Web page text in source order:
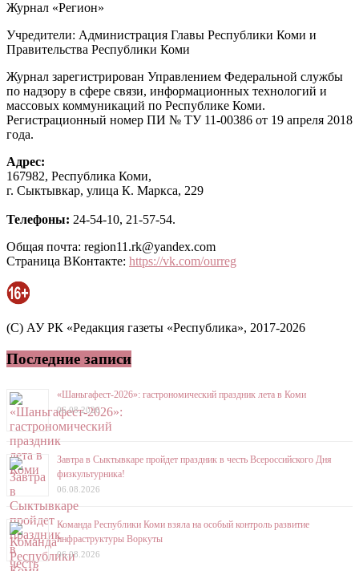
Журнал «Регион»
Учредители: Администрация Главы Республики Коми и
Правительства Республики Коми
Журнал зарегистрирован Управлением Федеральной службы
по надзору в сфере связи, информационных технологий и
массовых коммуникаций по Республике Коми.
Регистрационный номер ПИ № ТУ 11-00386 от 19 апреля 2018
года.
Адрес:
167982, Республика Коми,
г. Сыктывкар, улица К. Маркса, 229
Телефоны: 24-54-10, 21-57-54.
Общая почта: region11.rk@yandex.com
Страница ВКонтакте: https://vk.com/ourreg
(C) АУ РК «Редакция газеты «Республика», 2017-2026
Последние записи
«Шаньгафест-2026»: гастрономический праздник лета в Коми
06.08.2026
Завтра в Сыктывкаре пройдет праздник в честь Всероссийского Дня
физкультурника!
06.08.2026
Команда Республики Коми взяла на особый контроль развитие
инфраструктуры Воркуты
06.08.2026